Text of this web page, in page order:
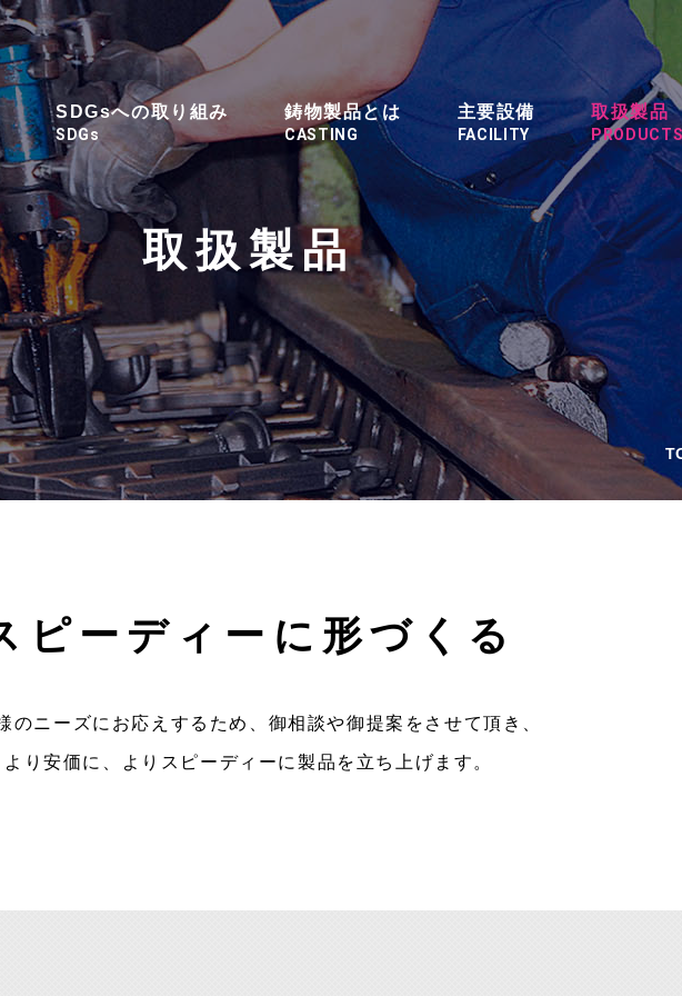
SDGsへの取り組み
SDGs
鋳物製品とは
CASTING
主要設備
FACILITY
取扱製品
PRODUCTS
取扱製品
ピーディーに 形づくる
のニーズにお応えするため、御相談や御提案をさせて頂き、
より安価に、よりスピーディーに製品を立ち上げます。